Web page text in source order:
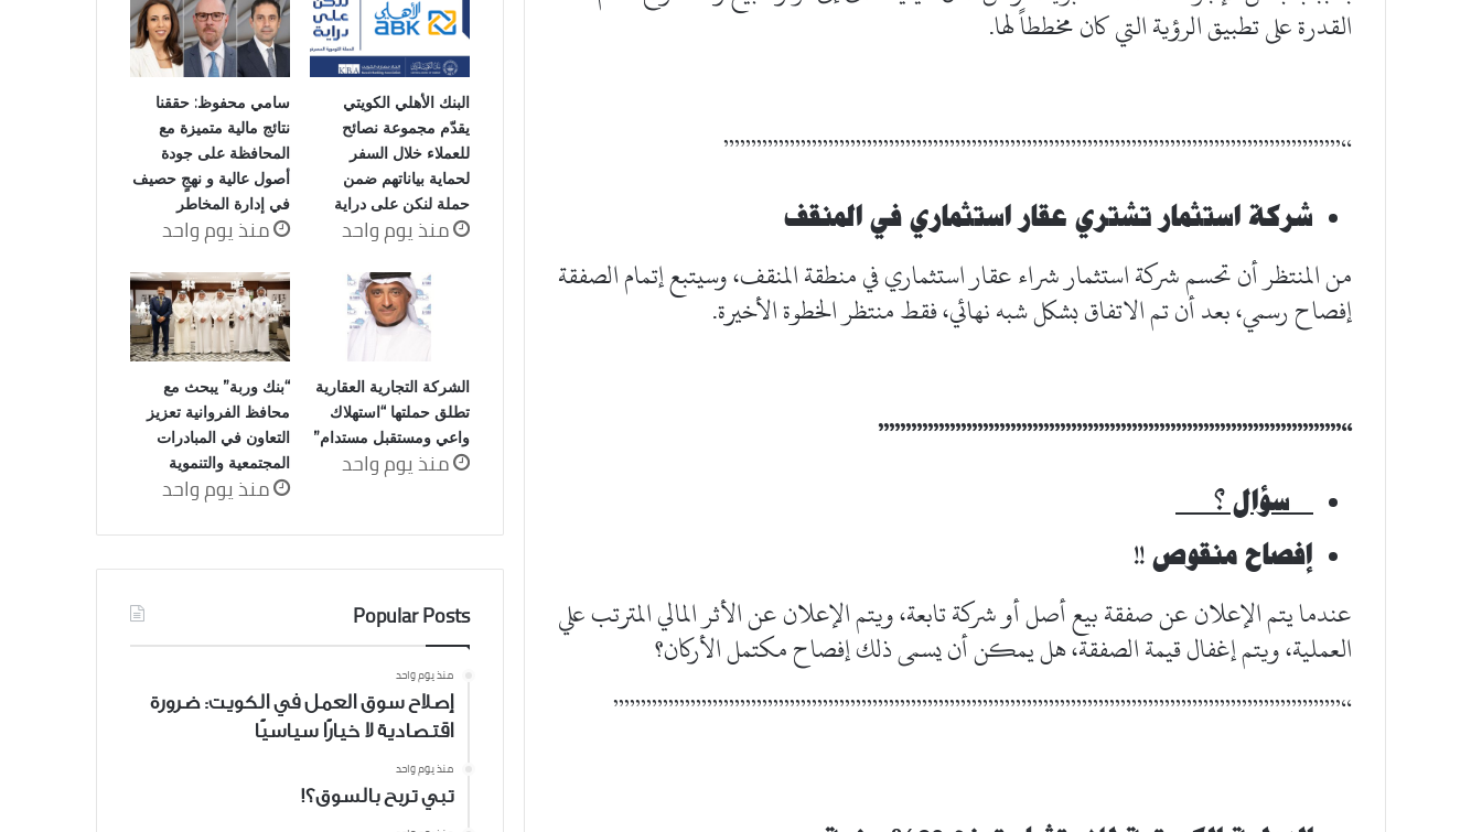
القدرة على تطبيق الرؤية التي كان مخططاً لها.
“””””””””””””””””””””””””””””””””””””””””””””””””””””””””
شركة استثمار تشتري عقار استثماري في المنقف
من المنتظر أن تحسم شركة استثمار شراء عقار استثماري في منطقة المنقف، وسيتبع إتمام الصفقة
إفصاح رسمي، بعد أن تم الاتفاق بشكل شبه نهائي، فقط منتظر الخطوة الأخيرة.
“””””””””””””””””””””””””””””””””””””””””””
سؤال ؟
إفصاح منقوص !!
عندما يتم الإعلان عن صفقة بيع أصل أو شركة تابعة، ويتم الإعلان عن الأثر المالي المترتب علي
العملية، ويتم إغفال قيمة الصفقة، هل يمكن أن يسمى ذلك إفصاح مكتمل الأركان؟
“””””””””””””””””””””””””””””””””””””””””””””””””””””””””””””””””””
البنك الأهلي الكويتي
يقدّم مجموعة نصائح
للعملاء خلال السفر
لحماية بياناتهم ضمن
حملة لنكن على دراية
منذ يوم واحد
سامي محفوظ: حققنا
نتائج مالية متميزة مع
المحافظة على جودة
أصول عالية و نهجٍ حصيف
في إدارة المخاطر
منذ يوم واحد
الشركة التجارية العقارية
تطلق حملتها “استهلاك
واعي ومستقبل مستدام”
منذ يوم واحد
“بنك وربة” يبحث مع
محافظ الفروانية تعزيز
التعاون في المبادرات
المجتمعية والتنموية
منذ يوم واحد
Popular Posts
منذ يوم واحد
إصلاح سوق العمل في الكويت: ضرورة
اقتصادية لا خيارًا سياسيًا
منذ يوم واحد
تبي تربح بالسوق؟!